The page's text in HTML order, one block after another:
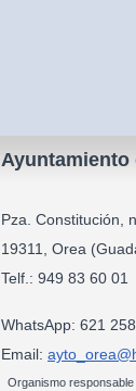
Ayuntamiento
Pza. Constitución,
19311, Orea
Telf.:
WhatsApp: 621
Email:
Organismo responsable